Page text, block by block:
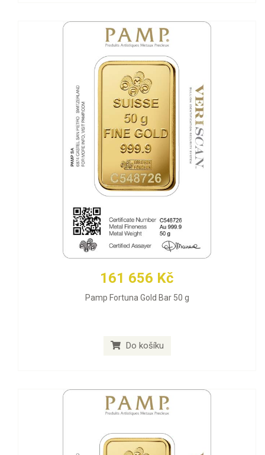
161 656 Kč
Pamp Fortuna Gold Bar 50 g
Do košíku